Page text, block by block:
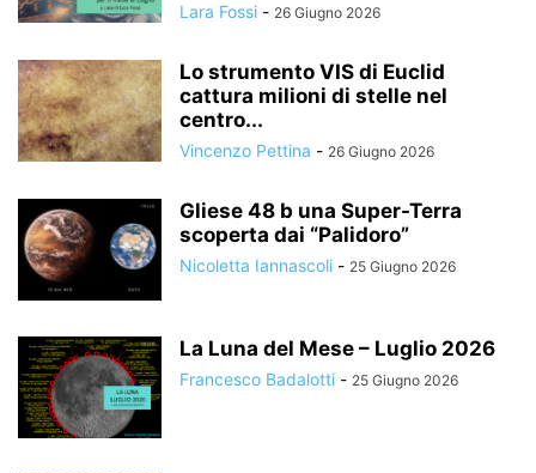
Lara Fossi - 26 Giugno 2026
Lo strumento VIS di Euclid
cattura milioni di stelle nel
centro...
Vincenzo Pettina - 26 Giugno 2026
Gliese 48 b una Super-Terra
scoperta dai “Palidoro”
Nicoletta Iannascoli - 25 Giugno 2026
La Luna del Mese – Luglio 2026
Francesco Badalotti - 25 Giugno 2026